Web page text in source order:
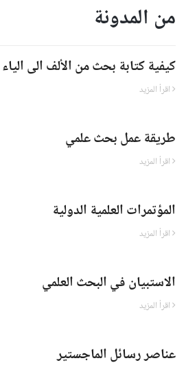
من المدونة
كيفية كتابة بحث من الألف الى الياء
طريقة عمل بحث علمي
المؤتمرات العلمية الدولية
الاستبيان في البحث العلمي
عناصر رسائل الماجستير